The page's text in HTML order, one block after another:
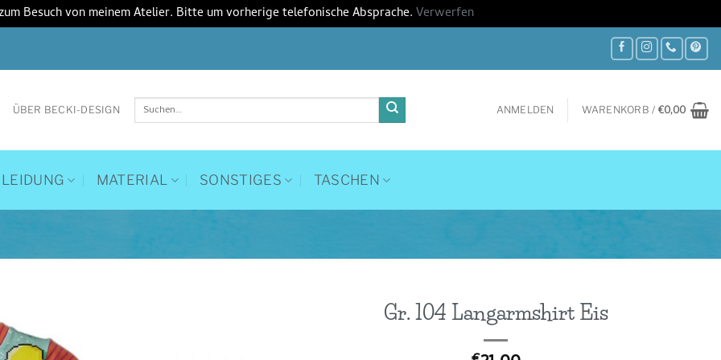
Besuch von meinem Atelier. Bitte um vorherige telefonische Absprache.Verwerfen
ÜBER BECKI-DESIGN
Suchen
nach:
ANMELDEN WARENKORB / €0,00
MATERIAL SONSTIGES TASCHEN
Gr. 104 Langarmshirt Eis